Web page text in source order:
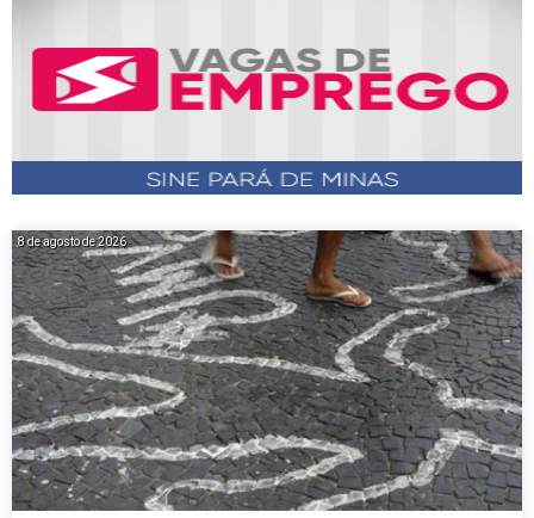
8 de agosto de 2026